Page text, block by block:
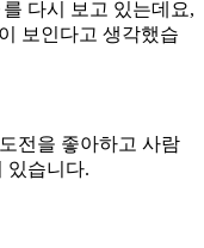
를 다시 보고 있는데요,
보인다고 생각했습
전을 좋아하고 사람
있습니다.